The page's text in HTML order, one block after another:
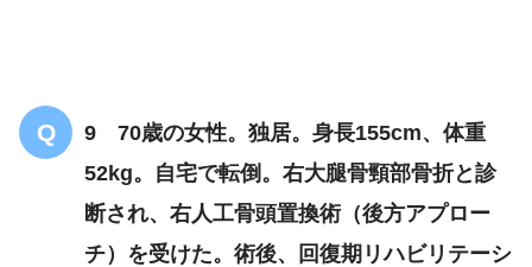
呂律緩慢
心房細動
左中大脳動脈領域
9 70歳の女性。独居。身長155cm、体重
52kg。自宅で転倒。右大腿骨頸部骨折と診
断され、右人工骨頭置換術（後方アプロー
チ）を受けた。術後、回復期リハビリテーシ